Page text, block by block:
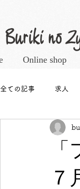
Online shop
全ての記事 求人
７